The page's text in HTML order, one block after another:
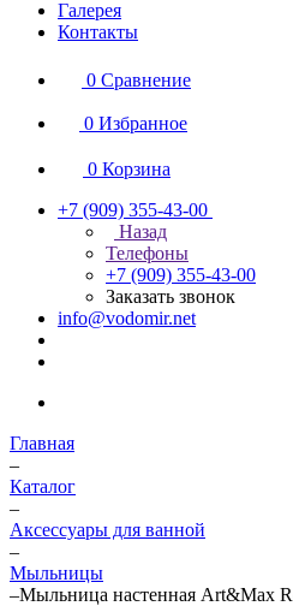
Галерея
Контакты
0 Сравнение
0 Избранное
0 Корзина
+7 (909) 355-43-00
Назад
Телефоны
+7 (909) 355-43-00
Заказать звонок
info@vodomir.net
Главная
–
Каталог
–
Аксессуары для ванной
–
Мыльницы
–Мыльница настенная Art&Max